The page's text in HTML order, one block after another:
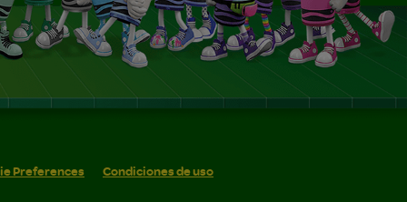
Preferences Condiciones de uso